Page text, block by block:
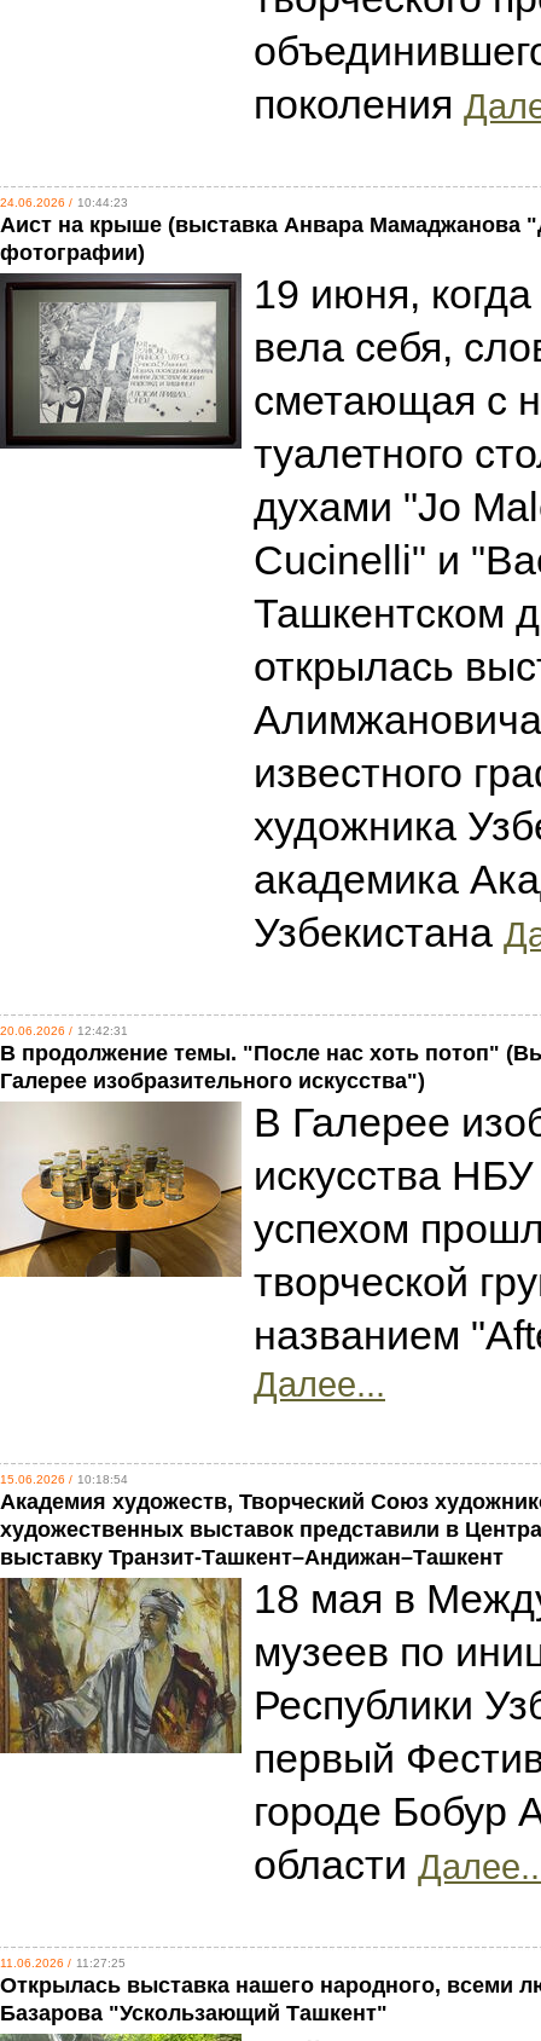
поколения
24.06.2026 / 10:44:23
Аист на крыше (выставка Анвара Мамаджанова
фотографии)
19 июня,
вела себя,
сметающая с
туалетного
духами "Jo
Cucinelli" и
Ташкентском
открылась
известного
художника
академика
Узбекистана
20.06.2026 / 12:42:31
В продолжение темы. "После нас хоть потоп"
Галерее изобразительного искусства")
В Галерее
искусства
успехом
творческой
названием
Далее...
15.06.2026 / 10:18:54
Академия художеств, Творческий Союз
художественных выставок представили в
выставку Транзит-Ташкент–Андижан–Ташкент
18 мая в
музеев по
Республики
первый
городе Бобур
области
11.06.2026 / 11:27:25
Открылась выставка нашего народного, всеми
Базарова "Ускользающий Ташкент"